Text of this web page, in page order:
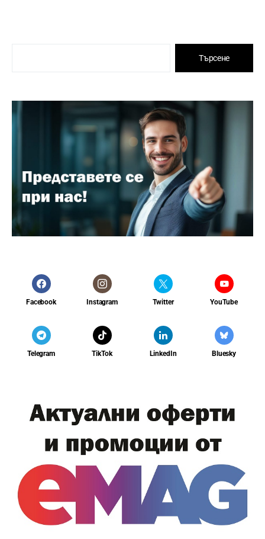
Търсене
Facebook Instagram Twitter YouTube
Telegram TikTok LinkedIn Bluesky